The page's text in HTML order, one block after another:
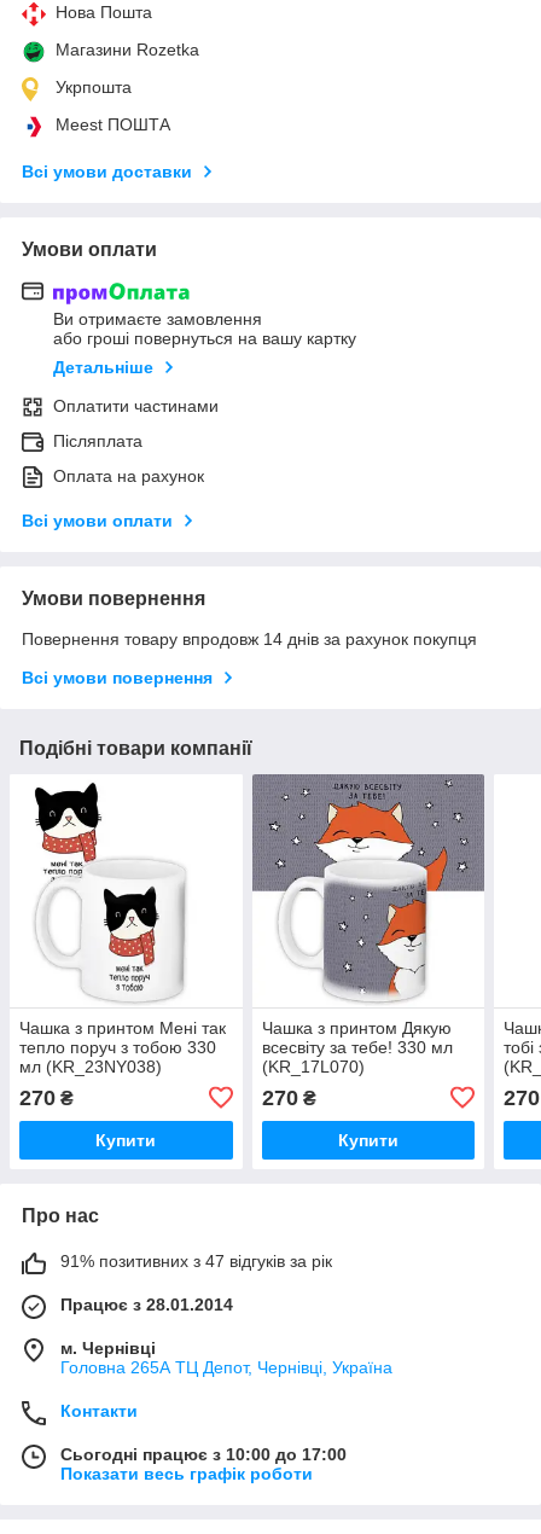
Нова Пошта
Магазини Rozetka
Укрпошта
Meest ПОШТА
Всі умови доставки
Умови оплати
Ви отримаєте замовлення
або гроші повернуться на вашу картку
Детальніше
Оплатити частинами
Післяплата
Оплата на рахунок
Всі умови оплати
Умови повернення
Повернення товару впродовж 14 днів за рахунок покупця
Всі умови повернення
Подібні товари компанії
Чашка з принтом Мені так
тепло поруч з тобою 330
мл (KR_23NY038)
270 ₴
Купити
Чашка з принтом Дякую
всесвіту за тебе! 330 мл
(KR_17L070)
270₴
Купити
270
Про нас
91% позитивних з 47 відгуків за рік
Працює з 28.01.2014
м. Чернівці
Головна 265А ТЦ Депот, Чернівці, Україна
Контакти
Сьогодні працює з 10:00 до 17:00
Показати весь графік роботи